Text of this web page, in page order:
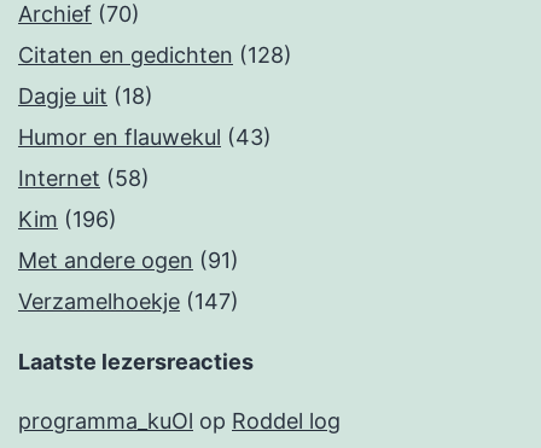
Archief (70)
Citaten en gedichten (128)
Dagje uit (18)
Humor en flauwekul (43)
Internet (58)
Kim (196)
Met andere ogen (91)
Verzamelhoekje (147)
Laatste lezersreacties
programma_kuOl op Roddel log